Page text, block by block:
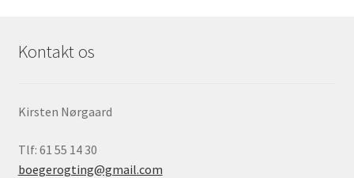
Kontakt os
Kirsten Nørgaard
Tlf: 61 55 14 30
boegerogting@gmail.com